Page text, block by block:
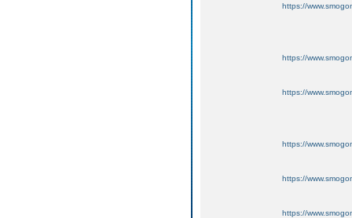
https://
https://
https://
https://
https://
https://